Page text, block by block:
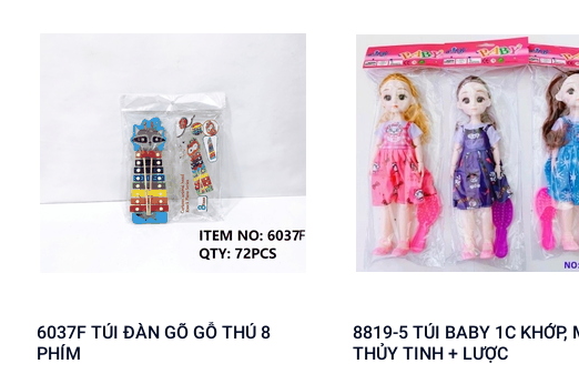
6037F TÚI ĐÀN GÕ GỖ THÚ 8
PHÍM
8819-5 TÚI BABY 1C KHỚP, MẮT
THỦY TINH + LƯỢC